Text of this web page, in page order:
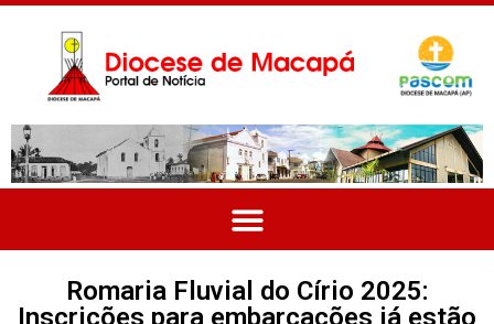
Romaria Fluvial do Círio 2025:
Inscrições para embarcações já estão